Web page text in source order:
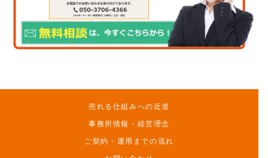
売れる仕組みへの近道
事務所情報・経営理念
ご契約・運用までの流れ